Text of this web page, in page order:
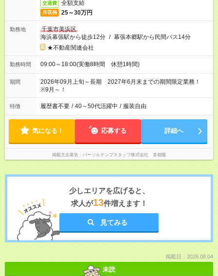
交通費 全額支給
月収例 25～30万円
勤務地
千葉市美浜区
海浜幕張駅から徒歩12分 / 幕張本郷駅から民間バス14分
★不動産関連会社
勤務時間 09:00～18:00(実働8時間 休憩1時間)
期間
2026年09月上旬～長期 2027年6月末までの期間限定業務！
※9月～！
特徴 履歴書不要 / 40～50代活躍中 / 服装自由
気になる！ 応募する 詳細へ
掲載元企業名 パーソルテンプスタッフ株式会社 首都圏
少しエリアを広げると、
求人が13件増えます！
見てみる
掲載日：2026.08.04
未読